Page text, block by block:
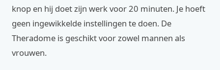
knop en hij doet zijn werk voor 20 minuten. Je hoeft
geen ingewikkelde instellingen te doen. De
Theradome is geschikt voor zowel mannen als
vrouwen.